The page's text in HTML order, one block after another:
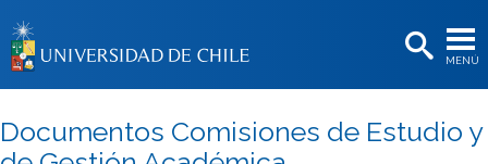
MENÚ
BIBLIOTECAS
Postulantes
Documentos Comisiones de Estudio y